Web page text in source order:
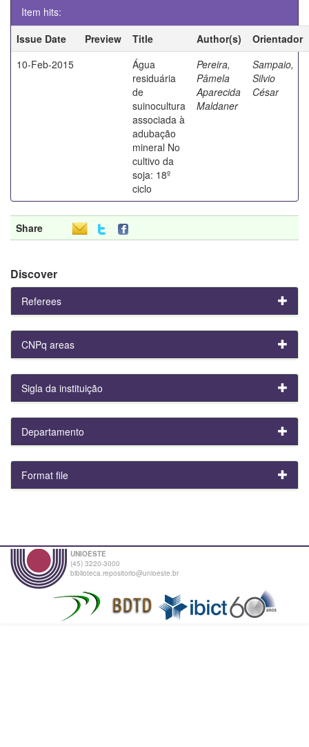
Item hits:
Issue Date
Preview Title Author(s)
Orientador
10-Feb-2015
Água
residuária
de
suinocultura
associada à
adubação
mineral No
cultivo da
soja: 18º
ciclo
Pereira,
Pâmela
Aparecida
Maldaner
Sampaio,
Silvio
César
Share
Discover
Referees
CNPq areas
Sigla da instituição
Departamento
Format file
UNIOESTE
(45) 3220-3000
biblioteca.repositorio@unioeste.br